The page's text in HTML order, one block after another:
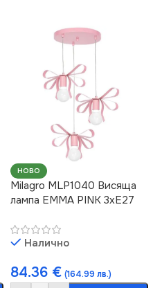
НОВО
Milagro MLP1040 Висяща
лампа EMMA PINK 3xE27
Налично
84.36 € (164.99 лв.)